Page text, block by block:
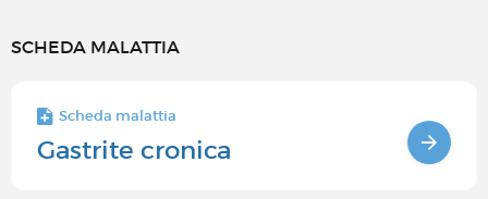
SCHEDA MALATTIA
Scheda malattia
Gastrite cronica